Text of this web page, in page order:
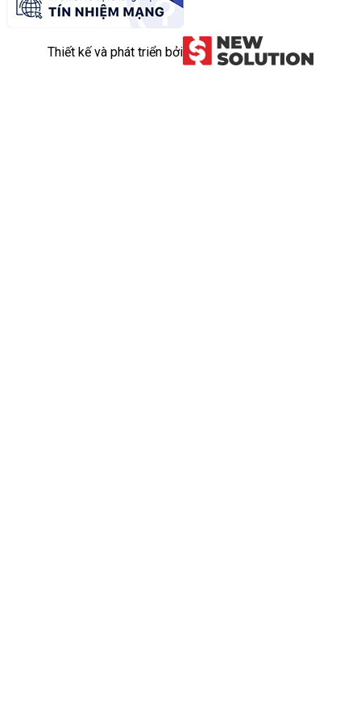
Thiết kế và phát triển bởi